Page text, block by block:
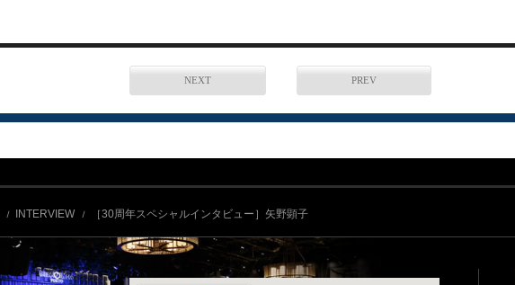
NEXT PREV
INTERVIEW ［30周年スペシャルインタビュー］矢野顕子